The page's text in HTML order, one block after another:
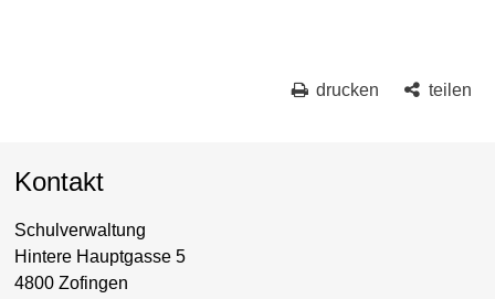
drucken teilen
Kontakt
Schulverwaltung
Hintere Hauptgasse 5
4800 Zofingen